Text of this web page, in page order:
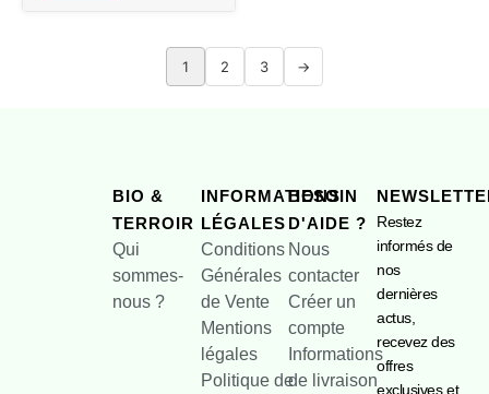
1 2 3 →
BIO &
TERROIR
Qui
sommes-
nous ?
INFORMATIONS
LÉGALES
Conditions
Générales
de Vente
Mentions
légales
Politique de
BESOIN
D'AIDE ?
Nous
contacter
Créer un
compte
Informations
de livraison
Restez
informés de
nos
dernières
actus,
recevez des
offres
exclusives et